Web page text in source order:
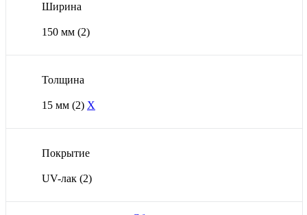
Ширина
150 мм (2)
Толщина
15 мм (2) X
Покрытие
UV-лак (2)